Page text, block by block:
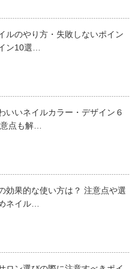
はセルフででき
みのパウダー）
イシャドウチップ）や
の軟らかいブラシ
ーナー
イルの工程
光沢が人にインパクトを与
十分にいけます。オフィス
でしょう。
。
チ
インは爪先に光沢が集まる
上品な印象になります。
て、そのまま使い続けたい
も検討してみましょう。
できる？
未硬化の部分が出やすい傾
、しっかり硬化させなけれ
マになったりミラーネイル
ったりします。
ルのやり方・失敗しないポイン
ン10選…
いいネイルカラー・デザイン６
点も解…
効果的な使い方は？ 注意点や選
ネイル…